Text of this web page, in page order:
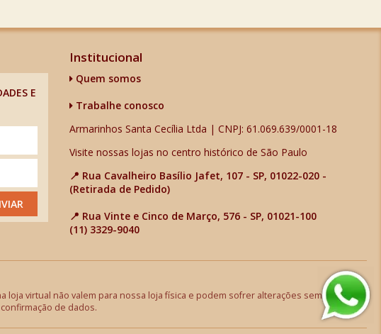
E
Institucional
Quem somos
Trabalhe conosco
Armarinhos Santa Cecília Ltda | CNPJ: 61.069.639/0001-18
Visite nossas lojas no centro histórico de São Paulo
📍 Rua Cavalheiro Basílio Jafet, 107 - SP, 01022-020 -
(Retirada de Pedido)
📍 Rua Vinte e Cinco de Março, 576 - SP, 01021-100
(11) 3329-9040
virtual não valem para nossa loja física e podem sofrer alterações sem aviso
de dados.